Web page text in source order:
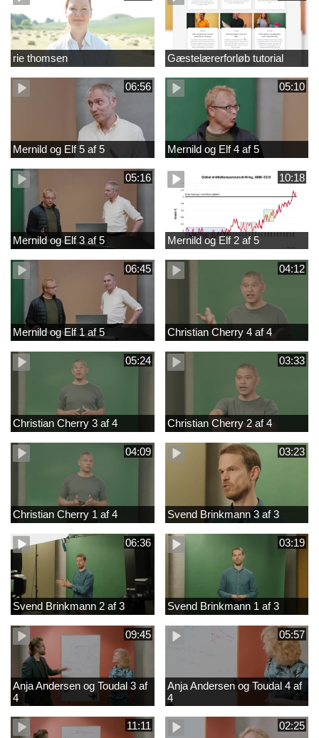
rie thomsen Gæstelærerforløb tutorial
06:56
Mernild og Elf 5 af 5
05:10
Mernild og Elf 4 af 5
05:16
Mernild og Elf 3 af 5
10:18
Mernild og Elf 2 af 5
06:45
Mernild og Elf 1 af 5
04:12
Christian Cherry 4 af 4
05:24
Christian Cherry 3 af 4
03:33
Christian Cherry 2 af 4
04:09
Christian Cherry 1 af 4
03:23
Svend Brinkmann 3 af 3
06:36
Svend Brinkmann 2 af 3
03:19
Svend Brinkmann 1 af 3
09:45
Anja Andersen og Toudal 3 af
4
05:57
Anja Andersen og Toudal 4 af
4
11:11 02:25